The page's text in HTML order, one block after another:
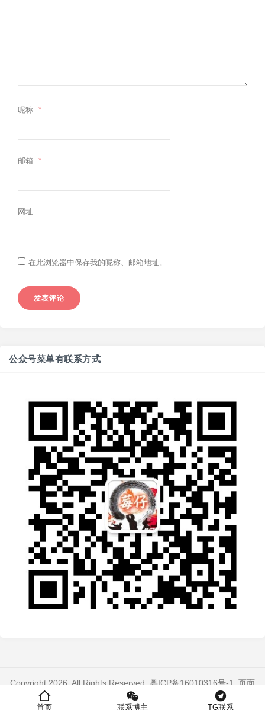
昵称 *
邮箱 *
网址
在此浏览器中保存我的昵称、邮箱地址。
公众号菜单有联系方式
Copyright 2026. All Rights Reserved. 粤ICP备16010316号-1
. 页面
加载时间：0.322 秒
首页 联系博主 TG联系